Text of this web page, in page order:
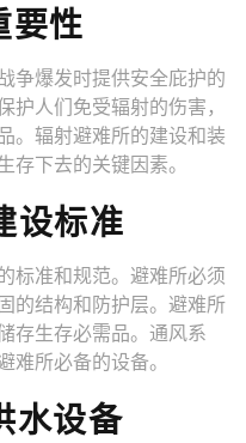
要性
争爆发时提供安全庇护的
护人们免受辐射的伤害，
。辐射避难所的建设和装
存下去的关键因素。
设标准
标准和规范。避难所必须
的结构和防护层。避难所
存生存必需品。通风系
难所必备的设备。
水设备